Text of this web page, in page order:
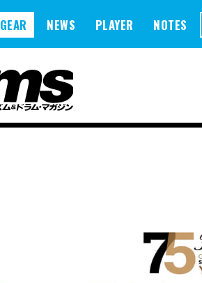
GEAR NEWS PLAYER NOTES